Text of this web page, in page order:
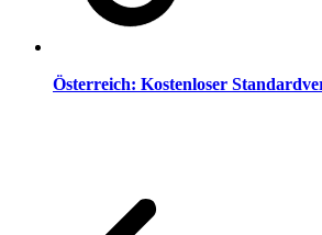
Österreich: Kostenloser